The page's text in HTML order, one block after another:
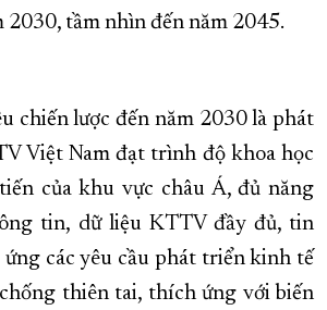
DỰNG VÀ PHÁT TRIỂN TỈNH KHÁNH HÒA
TRANG CHỦ VỀ BÁO KHÁNH HÒA
2030, tầm nhìn đến năm 2045.
chiến lược đến năm 2030 là phát
Việt Nam đạt trình độ khoa học
của khu vực châu Á, đủ năng
tin, dữ liệu KTTV đầy đủ, tin
các yêu cầu phát triển kinh tế
thiên tai, thích ứng với biến